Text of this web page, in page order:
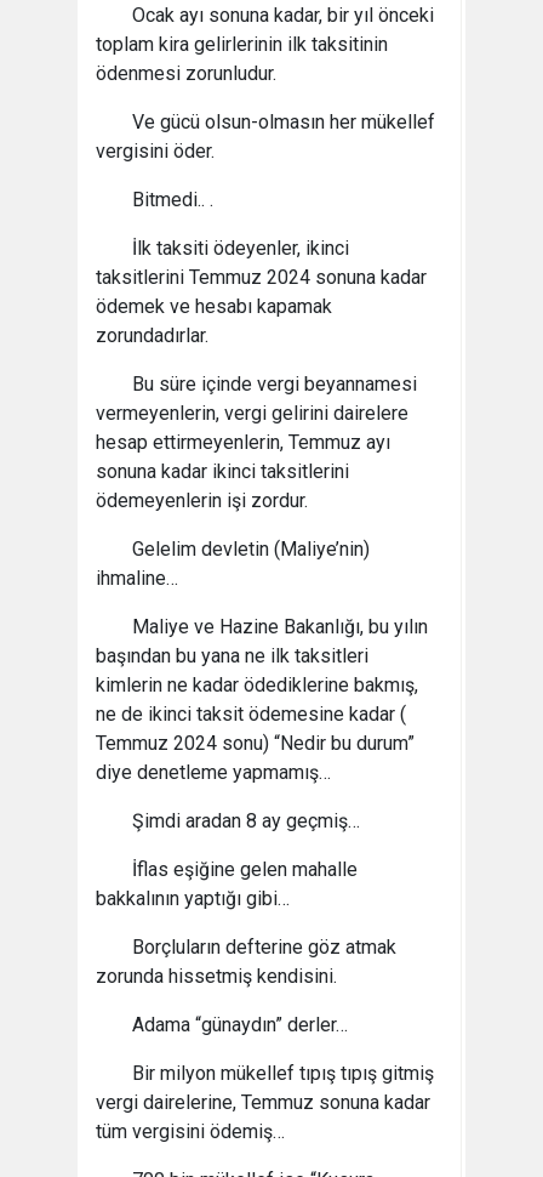
Ocak ayı sonuna kadar, bir yıl önceki
toplam kira gelirlerinin ilk taksitinin
ödenmesi zorunludur.
Ve gücü olsun-olmasın her mükellef
vergisini öder.
Bitmedi.. .
İlk taksiti ödeyenler, ikinci
taksitlerini Temmuz 2024 sonuna kadar
ödemek ve hesabı kapamak
zorundadırlar.
Bu süre içinde vergi beyannamesi
vermeyenlerin, vergi gelirini dairelere
hesap ettirmeyenlerin, Temmuz ayı
sonuna kadar ikinci taksitlerini
ödemeyenlerin işi zordur.
Gelelim devletin (Maliye’nin)
ihmaline…
Maliye ve Hazine Bakanlığı, bu yılın
başından bu yana ne ilk taksitleri
kimlerin ne kadar ödediklerine bakmış,
ne de ikinci taksit ödemesine kadar (
Temmuz 2024 sonu) “Nedir bu durum”
diye denetleme yapmamış…
Şimdi aradan 8 ay geçmiş…
İflas eşiğine gelen mahalle
bakkalının yaptığı gibi…
Borçluların defterine göz atmak
zorunda hissetmiş kendisini.
Adama “günaydın” derler…
Bir milyon mükellef tıpış tıpış gitmiş
vergi dairelerine, Temmuz sonuna kadar
tüm vergisini ödemiş…